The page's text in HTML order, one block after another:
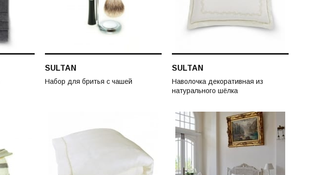
SULTAN
Набор для бритья с чашей
SULTAN
Наволочка декоративная из
натурального шёлка